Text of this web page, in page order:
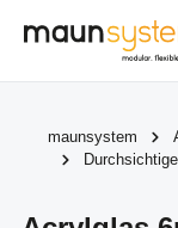
Zum Hauptinhalt
maunsystem